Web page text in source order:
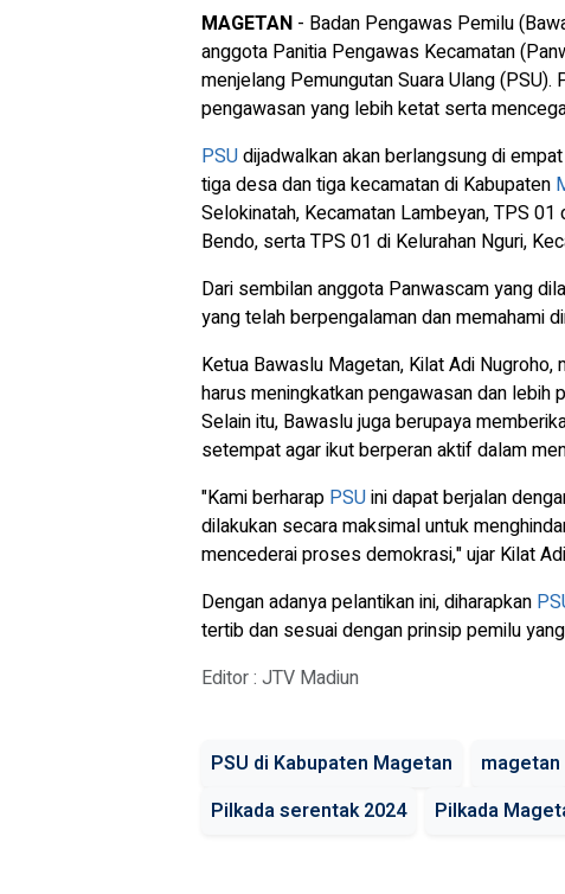
MAGETAN - Badan Pengawas Pemilu
anggota Panitia Pengawas Kecamatan
menjelang Pemungutan Suara Ulang
pengawasan yang lebih ketat serta
PSUdijadwalkan akan berlangsung di
tiga desa dan tiga kecamatan di Kabupaten
Selokinatah, Kecamatan Lambeyan, TPS
Bendo, serta TPS 01 di Kelurahan Nguri,
Dari sembilan anggota Panwascam yang
yang telah berpengalaman dan memahami
Ketua Bawaslu Magetan, Kilat Adi
harus meningkatkan pengawasan dan
Selain itu, Bawaslu juga berupaya
setempat agar ikut berperan aktif dalam
"Kami berharap PSUini dapat berjalan
dilakukan secara maksimal untuk
mencederai proses demokrasi," ujar Kilat
Dengan adanya pelantikan ini, diharapkan
tertib dan sesuai dengan prinsip pemilu
Editor : JTV Madiun
PSU di Kabupaten Magetan magetan
Pilkada serentak 2024
Pilkada